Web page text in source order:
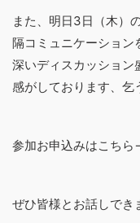
また、明日3日（木）
隔コミュニケーション
深いディスカッション
感がしております、乞
参加お申込みはこち
ぜひ皆様とお話しでき